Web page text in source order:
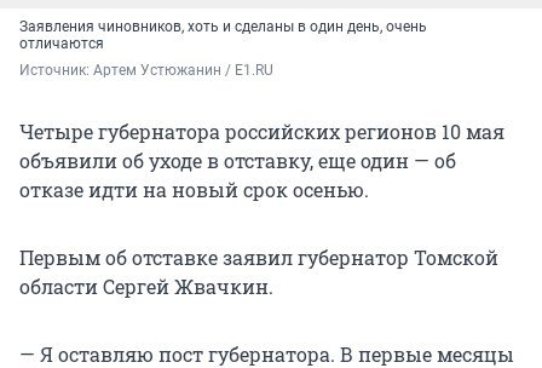
Заявления чиновников, хоть и сделаны в один день, очень
отличаются
Источник: Артем Устюжанин / E1.RU
Четыре губернатора российских регионов 10 мая
объявили об уходе в отставку, еще один — об
отказе идти на новый срок осенью.
Первым об отставке заявил губернатор Томской
области Сергей Жвачкин.
— Я оставляю пост губернатора. В первые месяцы